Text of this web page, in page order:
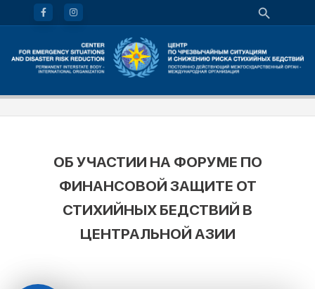
ОБ УЧАСТИИ НА ФОРУМЕ ПО
ФИНАНСОВОЙ ЗАЩИТЕ ОТ
СТИХИЙНЫХ БЕДСТВИЙ В
ЦЕНТРАЛЬНОЙ АЗИИ